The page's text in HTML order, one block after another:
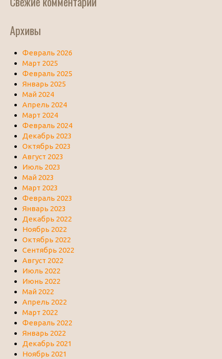
Архивы
Февраль 2026
Март 2025
Февраль 2025
Январь 2025
Май 2024
Апрель 2024
Март 2024
Февраль 2024
Декабрь 2023
Октябрь 2023
Август 2023
Июль 2023
Май 2023
Март 2023
Февраль 2023
Январь 2023
Декабрь 2022
Ноябрь 2022
Октябрь 2022
Сентябрь 2022
Август 2022
Июль 2022
Июнь 2022
Май 2022
Апрель 2022
Март 2022
Февраль 2022
Январь 2022
Декабрь 2021
Ноябрь 2021